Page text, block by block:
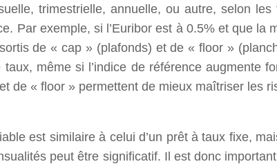
trimestrielle, annuelle, ou autre, selon
Par exemple, si l’Euribor est à 0.5% et que
de « cap » (plafonds) et de « floor »
même si l’indice de référence augmente
de « floor » permettent de mieux maîtriser les
est similaire à celui d’un prêt à taux fixe,
peut être significatif. Il est donc